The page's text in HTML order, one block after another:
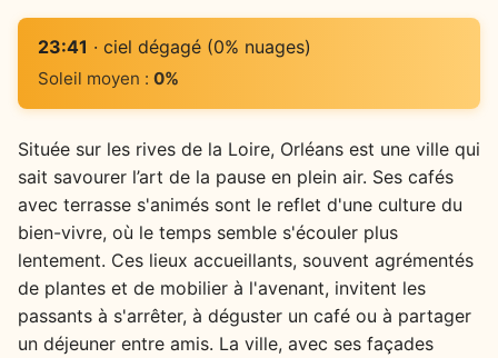
23:41 · ciel dégagé (0% nuages)
Soleil moyen : 0%
Située sur les rives de la Loire, Orléans est une ville qui
sait savourer l’art de la pause en plein air. Ses cafés
avec terrasse s'animés sont le reflet d'une culture du
bien-vivre, où le temps semble s'écouler plus
lentement. Ces lieux accueillants, souvent agrémentés
de plantes et de mobilier à l'avenant, invitent les
passants à s'arrêter, à déguster un café ou à partager
un déjeuner entre amis. La ville, avec ses façades